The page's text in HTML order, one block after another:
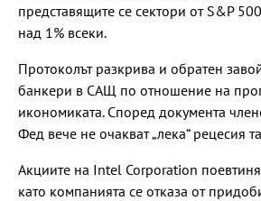
представящите се сектори от S&P
над 1% всеки.
Протоколът разкрива и обратен
банкери в САЩ по отношение на
икономиката. Според документа
Фед вече не очакват „лека“ рецесия
Акциите на Intel Corporation
като компанията се отказа от